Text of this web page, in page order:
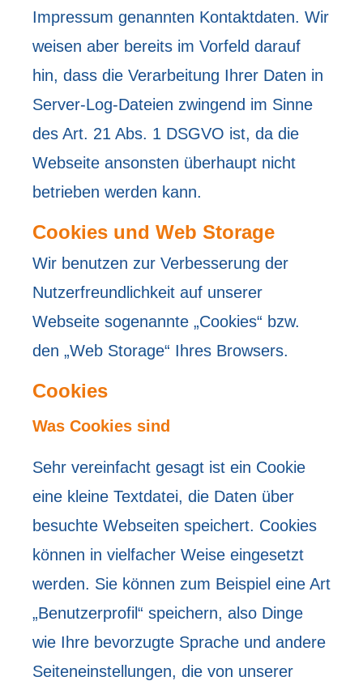
Impressum genannten Kontaktdaten. Wir
weisen aber bereits im Vorfeld darauf
hin, dass die Verarbeitung Ihrer Daten in
Server-Log-Dateien zwingend im Sinne
des Art. 21 Abs. 1 DSGVO ist, da die
Webseite ansonsten überhaupt nicht
betrieben werden kann.
Cookies und Web Storage
Wir benutzen zur Verbesserung der
Nutzerfreundlichkeit auf unserer
Webseite sogenannte „Cookies“ bzw.
den „Web Storage“ Ihres Browsers.
Cookies
Was Cookies sind
Sehr vereinfacht gesagt ist ein Cookie
eine kleine Textdatei, die Daten über
besuchte Webseiten speichert. Cookies
können in vielfacher Weise eingesetzt
werden. Sie können zum Beispiel eine Art
„Benutzerprofil“ speichern, also Dinge
wie Ihre bevorzugte Sprache und andere
Seiteneinstellungen, die von unserer